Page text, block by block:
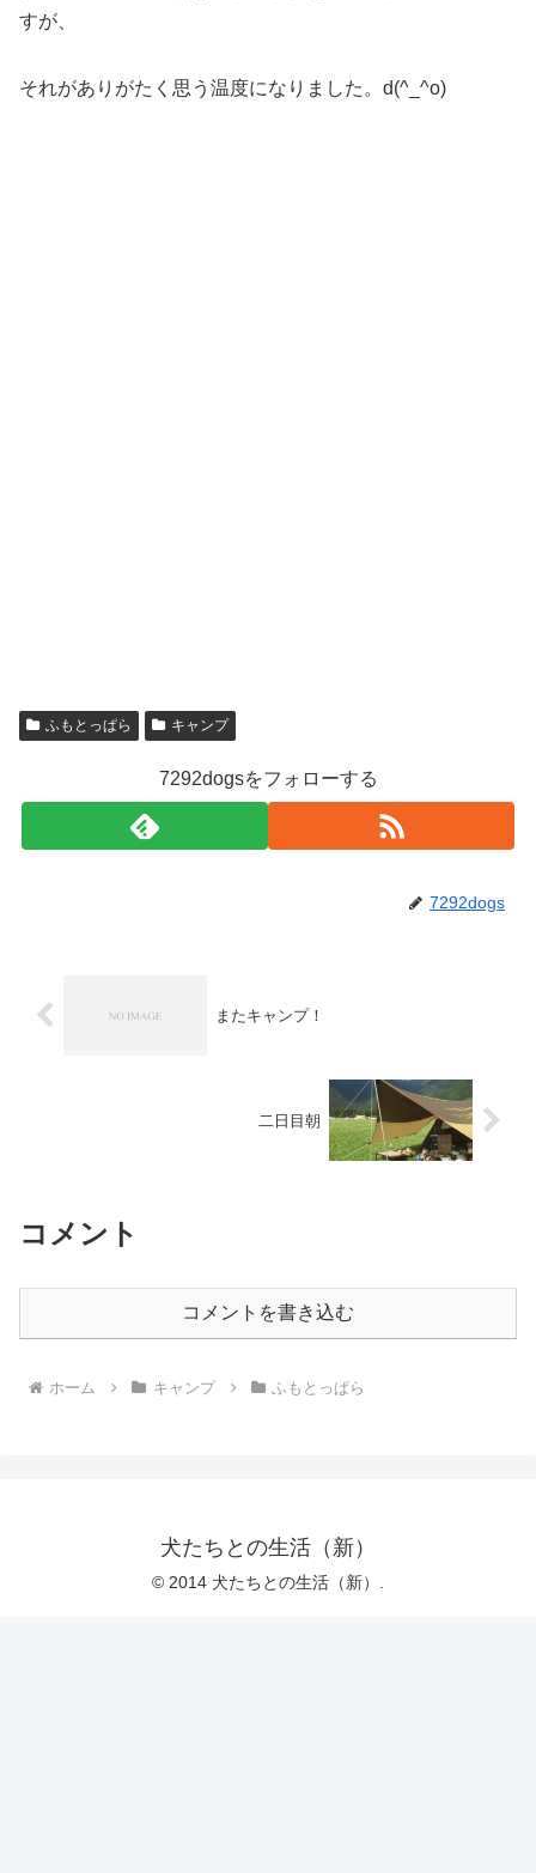
すが、
それがありがたく思う温度になりました。d(^_^o)
ふもとっぱら キャンプ
7292dogsをフォローする
7292dogs
またキャンプ！
二日目朝
コメント
コメントを書き込む
ホーム キャンプ ふもとっぱら
犬たちとの生活（新）
© 2014 犬たちとの生活（新）.